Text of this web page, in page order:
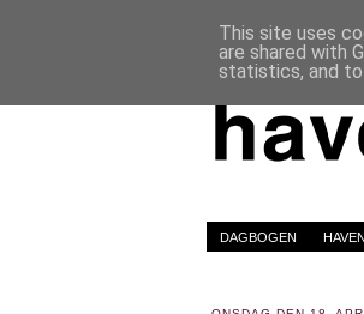
DAGBOGEN
This site uses
are shared with
statistics, and